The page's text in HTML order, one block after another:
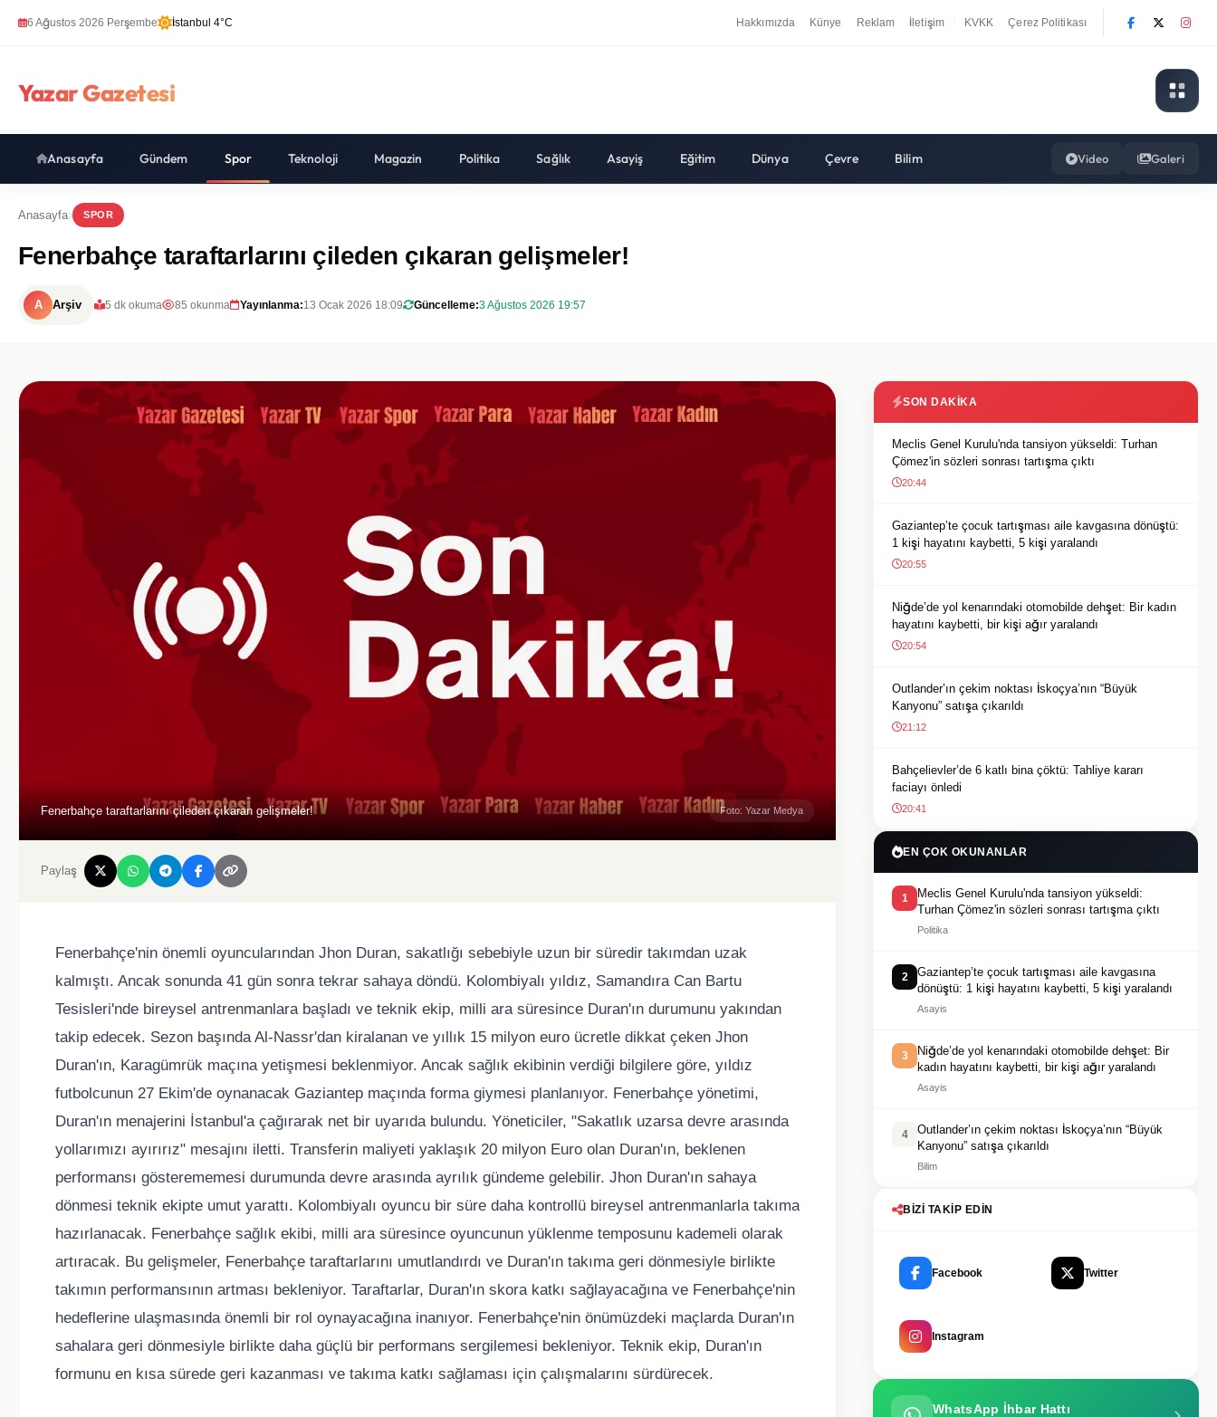
6 Ağustos 2026 Perşembe İstanbul 4°C Hakkımızda Künye Reklam İletişim KVKK Çerez Politikası
Yazar Gazetesi
Anasayfa Gündem Spor Teknoloji Magazin Politika Sağlık Asayiş Eğitim Dünya Çevre Bilim Video Galeri
Anasayfa SPOR
Fenerbahçe taraftarlarını çileden çıkaran gelişmeler!
A Arşiv 5 dk okuma 85 okunma Yayınlanma:13 Ocak 2026 18:09 Güncelleme:3 Ağustos 2026 19:57
Fenerbahçe taraftarlarını çileden çıkaran gelişmeler! Foto: Yazar Medya
Paylaş
Fenerbahçe'nin önemli oyuncularından Jhon Duran, sakatlığı sebebiyle uzun bir süredir takımdan uzak
kalmıştı. Ancak sonunda 41 gün sonra tekrar sahaya döndü. Kolombiyalı yıldız, Samandıra Can Bartu
Tesisleri'nde bireysel antrenmanlara başladı ve teknik ekip, milli ara süresince Duran'ın durumunu yakından
takip edecek. Sezon başında Al-Nassr'dan kiralanan ve yıllık 15 milyon euro ücretle dikkat çeken Jhon
Duran'ın, Karagümrük maçına yetişmesi beklenmiyor. Ancak sağlık ekibinin verdiği bilgilere göre, yıldız
futbolcunun 27 Ekim'de oynanacak Gaziantep maçında forma giymesi planlanıyor. Fenerbahçe yönetimi,
Duran'ın menajerini İstanbul'a çağırarak net bir uyarıda bulundu. Yöneticiler, "Sakatlık uzarsa devre arasında
yollarımızı ayırırız" mesajını iletti. Transferin maliyeti yaklaşık 20 milyon Euro olan Duran'ın, beklenen
performansı gösterememesi durumunda devre arasında ayrılık gündeme gelebilir. Jhon Duran'ın sahaya
dönmesi teknik ekipte umut yarattı. Kolombiyalı oyuncu bir süre daha kontrollü bireysel antrenmanlarla takıma
hazırlanacak. Fenerbahçe sağlık ekibi, milli ara süresince oyuncunun yüklenme temposunu kademeli olarak
artıracak. Bu gelişmeler, Fenerbahçe taraftarlarını umutlandırdı ve Duran'ın takıma geri dönmesiyle birlikte
takımın performansının artması bekleniyor. Taraftarlar, Duran'ın skora katkı sağlayacağına ve Fenerbahçe'nin
hedeflerine ulaşmasında önemli bir rol oynayacağına inanıyor. Fenerbahçe'nin önümüzdeki maçlarda Duran'ın
sahalara geri dönmesiyle birlikte daha güçlü bir performans sergilemesi bekleniyor. Teknik ekip, Duran'ın
formunu en kısa sürede geri kazanması ve takıma katkı sağlaması için çalışmalarını sürdürecek.
SON DAKIKA
Meclis Genel Kurulu'nda tansiyon yükseldi: Turhan
Çömez'in sözleri sonrası tartışma çıktı
20:44
Gaziantep’te çocuk tartışması aile kavgasına dönüştü:
1 kişi hayatını kaybetti, 5 kişi yaralandı
20:55
Niğde’de yol kenarındaki otomobilde dehşet: Bir kadın
hayatını kaybetti, bir kişi ağır yaralandı
20:54
Outlander’ın çekim noktası İskoçya’nın “Büyük
Kanyonu” satışa çıkarıldı
21:12
Bahçelievler’de 6 katlı bina çöktü: Tahliye kararı
faciayı önledi
20:41
EN ÇOK OKUNANLAR
1
Meclis Genel Kurulu'nda tansiyon yükseldi:
Turhan Çömez'in sözleri sonrası tartışma çıktı
Politika
2
Gaziantep’te çocuk tartışması aile kavgasına
dönüştü: 1 kişi hayatını kaybetti, 5 kişi yaralandı
Asayis
3
Niğde’de yol kenarındaki otomobilde dehşet: Bir
kadın hayatını kaybetti, bir kişi ağır yaralandı
Asayis
4
Outlander’ın çekim noktası İskoçya’nın “Büyük
Kanyonu” satışa çıkarıldı
Bilim
BIZI TAKIP EDIN
Facebook Twitter
Instagram
WhatsApp İhbar Hattı